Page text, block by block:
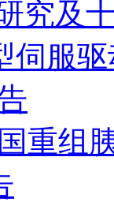
究及
伺服
重组